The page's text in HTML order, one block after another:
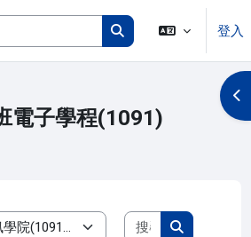
搜尋課程
搜尋課程
登入
電子學程(1091)
開
搜尋課程